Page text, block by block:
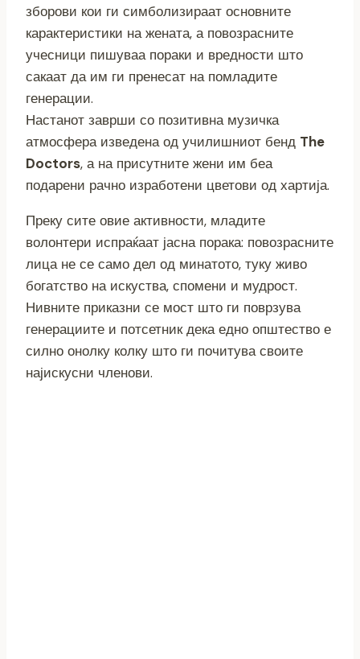
зборови кои ги симболизираат основните
карактеристики на жената, а повозрасните
учесници пишуваа пораки и вредности што
сакаат да им ги пренесат на помладите
генерации.
Настанот заврши со позитивна музичка
атмосфера изведена од училишниот бенд The
Doctors, а на присутните жени им беа
подарени рачно изработени цветови од хартија.
Преку сите овие активности, младите
волонтери испраќаат јасна порака: повозрасните
лица не се само дел од минатото, туку живо
богатство на искуства, спомени и мудрост.
Нивните приказни се мост што ги поврзува
генерациите и потсетник дека едно општество е
силно онолку колку што ги почитува своите
најискусни членови.